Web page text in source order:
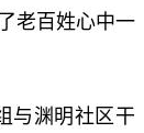
老百姓心中一
与渊明社区干